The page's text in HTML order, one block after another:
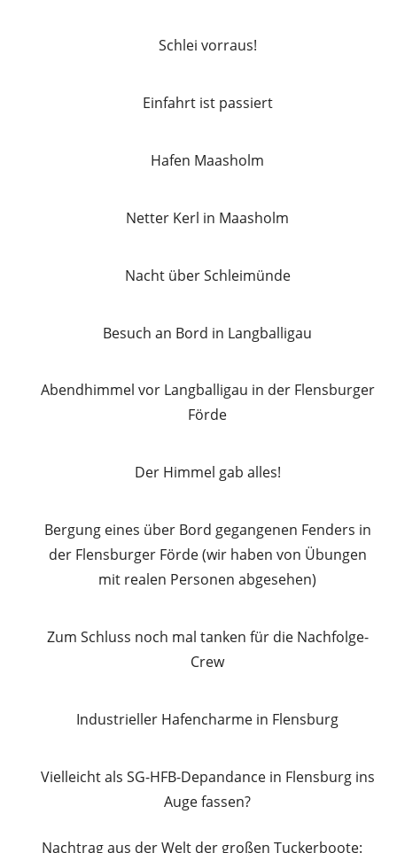
Schlei vorraus!
Einfahrt ist passiert
Hafen Maasholm
Netter Kerl in Maasholm
Nacht über Schleimünde
Besuch an Bord in Langballigau
Abendhimmel vor Langballigau in der Flensburger
Förde
Der Himmel gab alles!
Bergung eines über Bord gegangenen Fenders in
der Flensburger Förde (wir haben von Übungen
mit realen Personen abgesehen)
Zum Schluss noch mal tanken für die Nachfolge-
Crew
Industrieller Hafencharme in Flensburg
Vielleicht als SG-HFB-Depandance in Flensburg ins
Auge fassen?
Nachtrag aus der Welt der großen Tuckerboote: